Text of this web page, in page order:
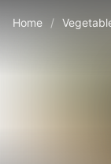
Home /